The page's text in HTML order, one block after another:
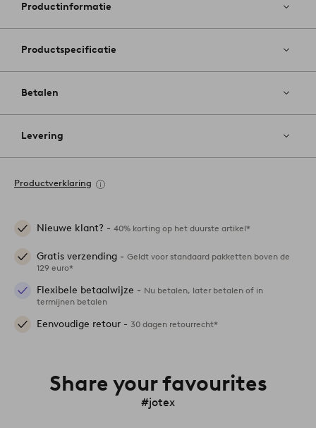
Productinformatie
Productspecificatie
Betalen
Levering
Productverklaring
Nieuwe klant? - 40% korting op het duurste artikel*
Gratis verzending - Geldt voor standaard pakketten boven de
129 euro*
Flexibele betaalwijze - Nu betalen, later betalen of in
termijnen betalen
Eenvoudige retour - 30 dagen retourrecht*
Share your favourites
#jotex